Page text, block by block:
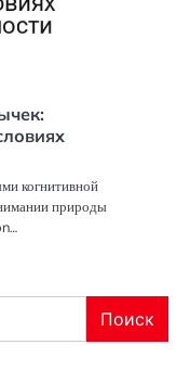
когнитивной
природы
Поиск